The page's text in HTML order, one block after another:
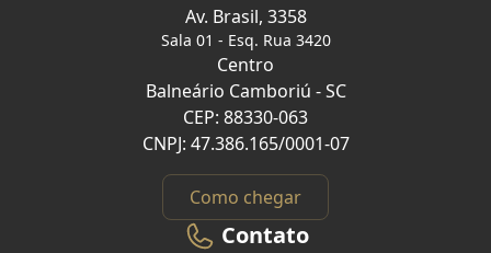
Av. Brasil, 3358
Sala 01 - Esq. Rua 3420
Centro
Balneário Camboriú - SC
CEP: 88330-063
CNPJ: 47.386.165/0001-07
Como chegar
Contato